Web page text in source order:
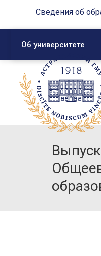
Сведения об
Об университете